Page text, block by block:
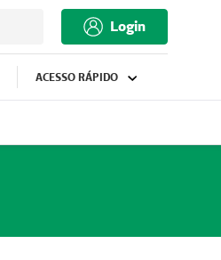
Login
ACESSO RÁPIDO